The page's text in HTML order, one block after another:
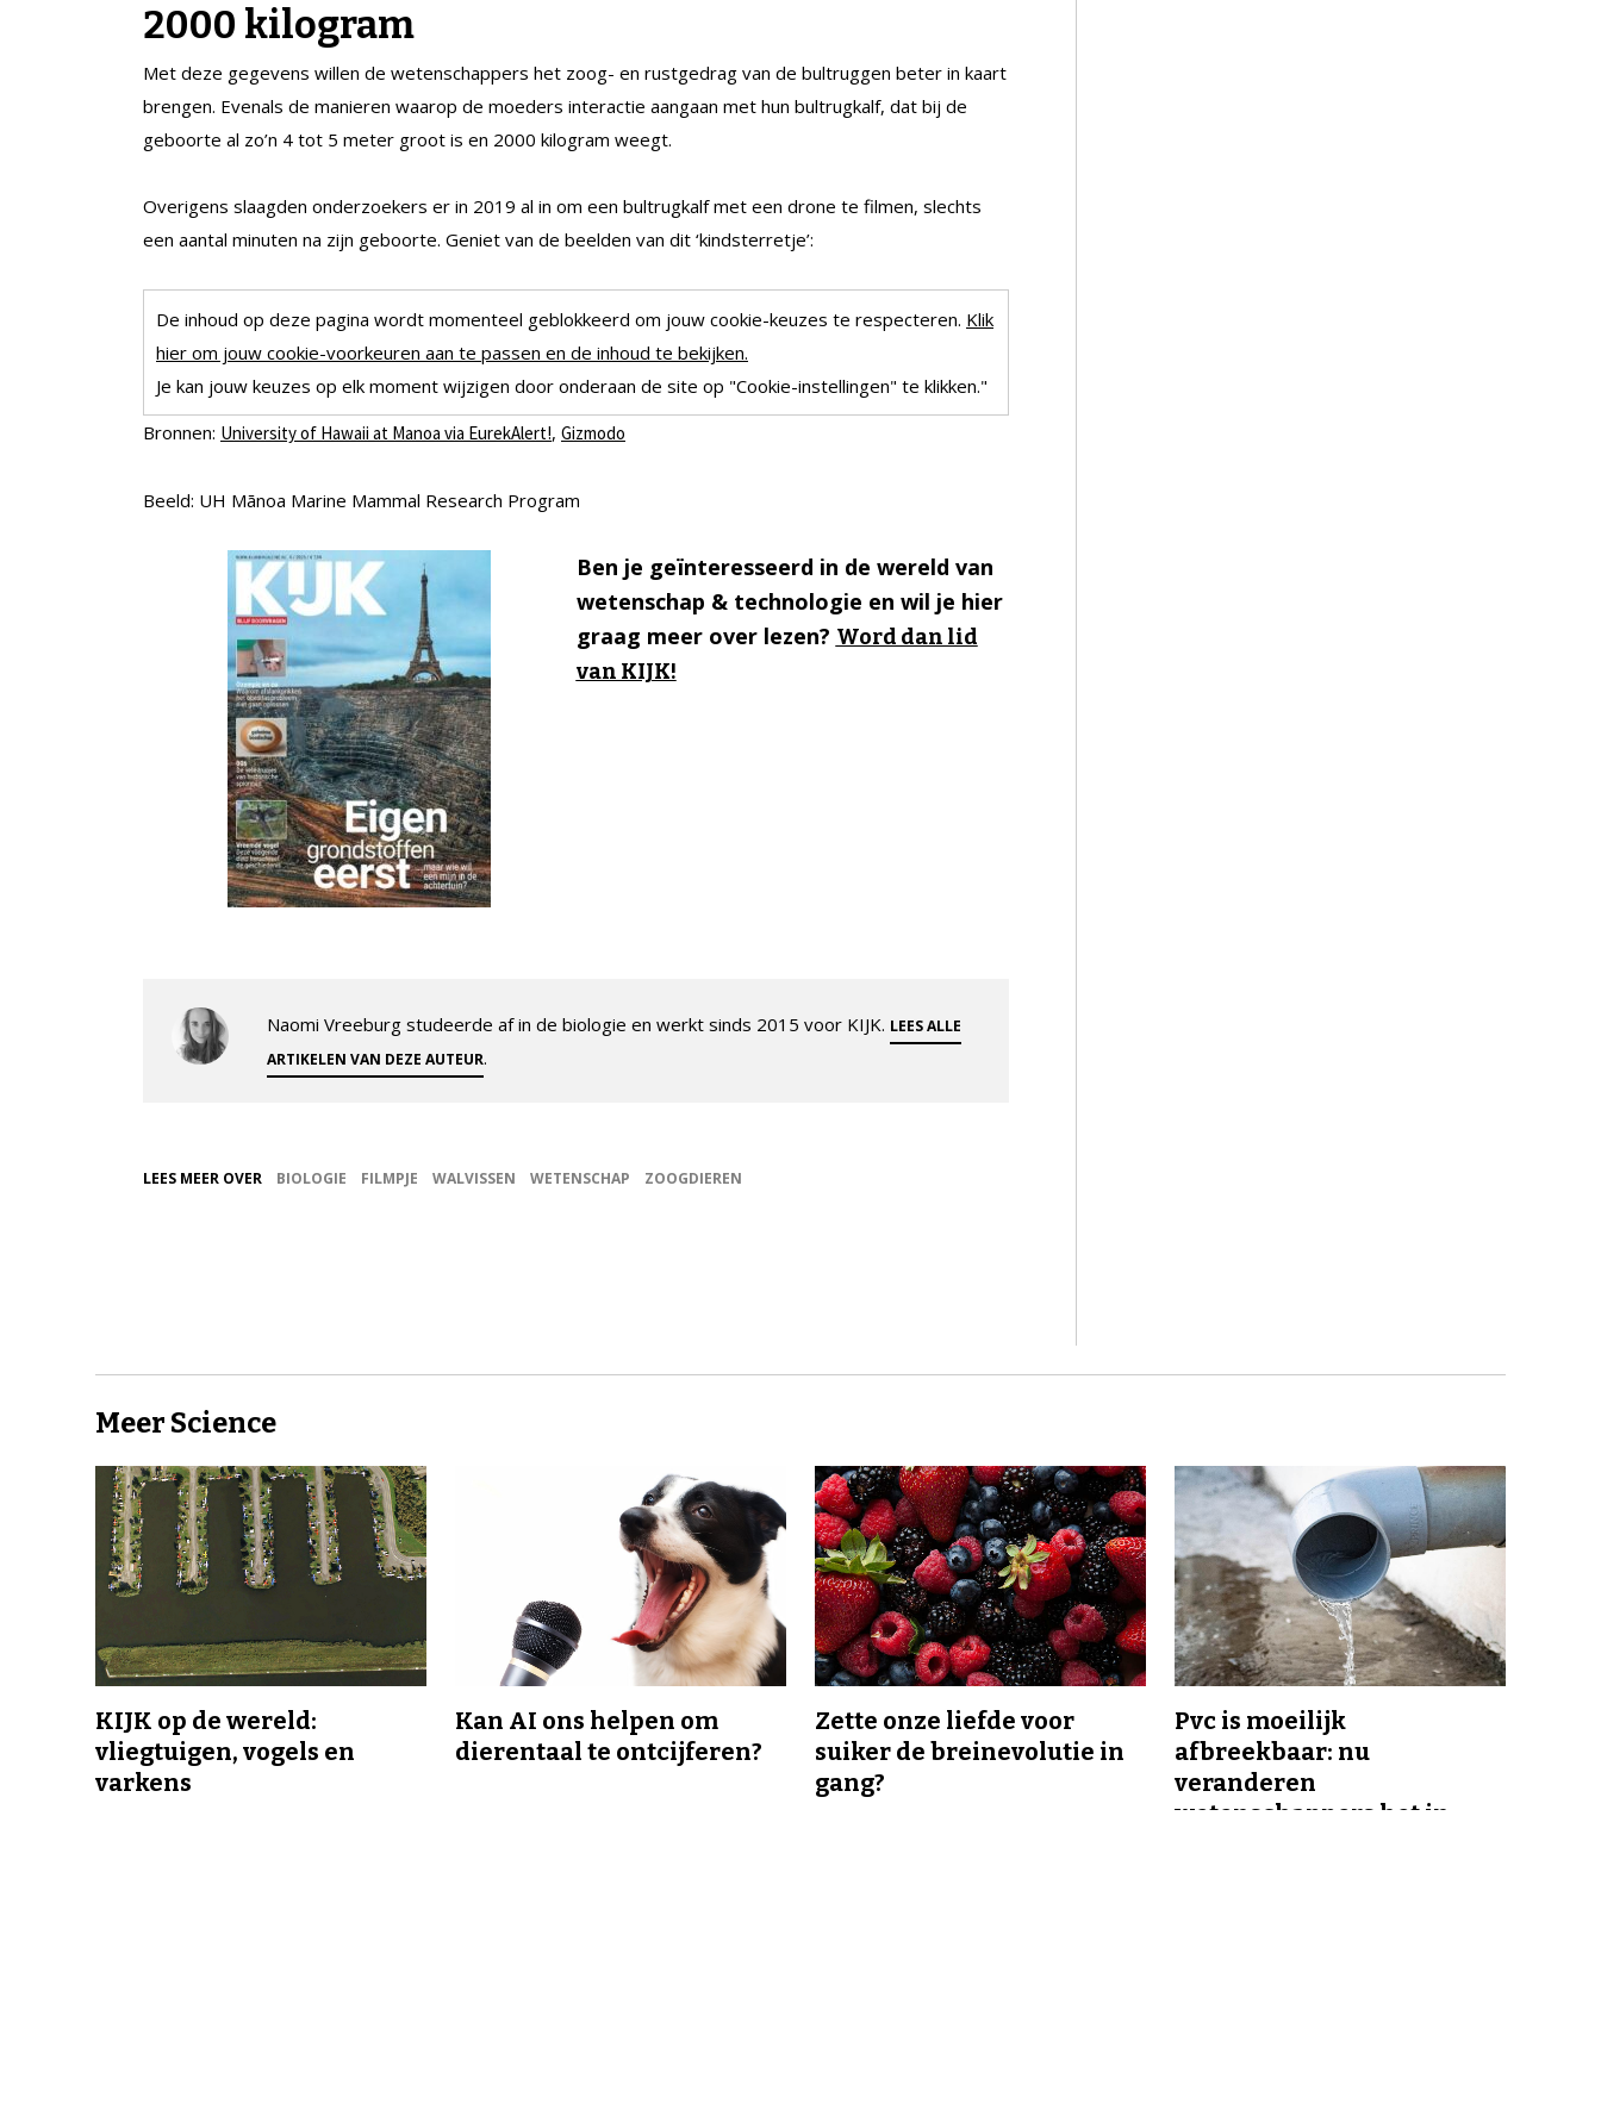
2000 kilogram
Met deze gegevens willen de wetenschappers het zoog- en rustgedrag van de bultruggen beter in kaart
brengen. Evenals de manieren waarop de moeders interactie aangaan met hun bultrugkalf, dat bij de
geboorte al zo’n 4 tot 5 meter groot is en 2000 kilogram weegt.
Overigens slaagden onderzoekers er in 2019 al in om een bultrugkalf met een drone te filmen, slechts
een aantal minuten na zijn geboorte. Geniet van de beelden van dit ‘kindsterretje’:
De inhoud op deze pagina wordt momenteel geblokkeerd om jouw cookie-keuzes te respecteren. Klik
hier om jouw cookie-voorkeuren aan te passen en de inhoud te bekijken.
Je kan jouw keuzes op elk moment wijzigen door onderaan de site op "Cookie-instellingen" te klikken."
Bronnen: University of Hawaii at Manoa via EurekAlert!, Gizmodo
Beeld: UH Mānoa Marine Mammal Research Program
Ben je geïnteresseerd in de wereld van
wetenschap & technologie en wil je hier
graag meer over lezen? Word dan lid
van KIJK!
Naomi Vreeburg studeerde af in de biologie en werkt sinds 2015 voor KIJK. LEES ALLE
ARTIKELEN VAN DEZE AUTEUR.
LEES MEER OVER BIOLOGIE FILMPJE WALVISSEN WETENSCHAP ZOOGDIEREN
Meer Science
KIJK op de wereld:
vliegtuigen, vogels en
varkens
Kan AI ons helpen om
dierentaal te ontcijferen?
Zette onze liefde voor
suiker de breinevolutie in
gang?
Pvc is moeilijk
afbreekbaar: nu
veranderen
wetenschappers het in